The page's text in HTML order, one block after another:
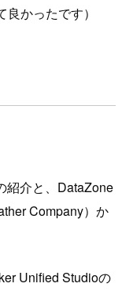
かったです）
紹介と、DataZone
Company）か
Unified Studioの